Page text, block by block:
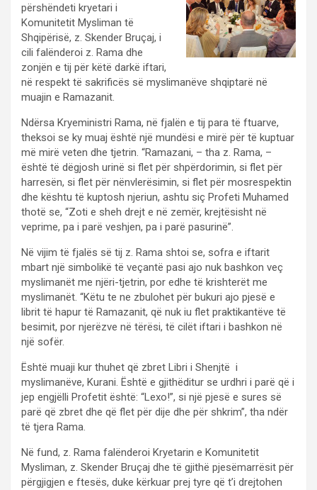
përshëndeti kryetari i
Komunitetit Mysliman të
Shqipërisë, z. Skender Bruçaj, i
cili falënderoi z. Rama dhe
zonjën e tij për këtë darkë iftari,
në respekt të sakrificës së myslimanëve shqiptarë në
muajin e Ramazanit.
Ndërsa Kryeministri Rama, në fjalën e tij para të ftuarve,
theksoi se ky muaj është një mundësi e mirë për të kuptuar
më mirë veten dhe tjetrin. “Ramazani, – tha z. Rama, –
është të dëgjosh urinë si flet për shpërdorimin, si flet për
harresën, si flet për nënvlerësimin, si flet për mosrespektin
dhe kështu të kuptosh njeriun, ashtu siç Profeti Muhamed
thotë se, “Zoti e sheh drejt e në zemër, krejtësisht në
veprime, pa i parë veshjen, pa i parë pasurinë”.
Në vijim të fjalës së tij z. Rama shtoi se, sofra e iftarit
mbart një simbolikë të veçantë pasi ajo nuk bashkon veç
myslimanët me njëri-tjetrin, por edhe të krishterët me
myslimanët. “Këtu te ne zbulohet për bukuri ajo pjesë e
librit të hapur të Ramazanit, që nuk iu flet praktikantëve të
besimit, por njerëzve në tërësi, të cilët iftari i bashkon në
një sofër.
Është muaji kur thuhet që zbret Libri i Shenjtë i
myslimanëve, Kurani. Është e gjithëditur se urdhri i parë që i
jep engjëlli Profetit është: “Lexo!”, si një pjesë e sures së
parë që zbret dhe që flet për dije dhe për shkrim”, tha ndër
të tjera Rama.
Në fund, z. Rama falënderoi Kryetarin e Komunitetit
Mysliman, z. Skender Bruçaj dhe të gjithë pjesëmarrësit për
përgjigjen e ftesës, duke kërkuar prej tyre që t’i drejtohen